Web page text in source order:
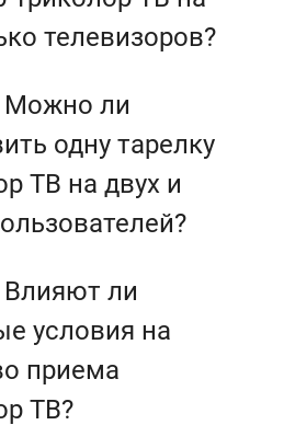
телевизоров?
Можно ли
одну тарелку
ТВ на двух и
Влияют ли
условия на
приема
ТВ?